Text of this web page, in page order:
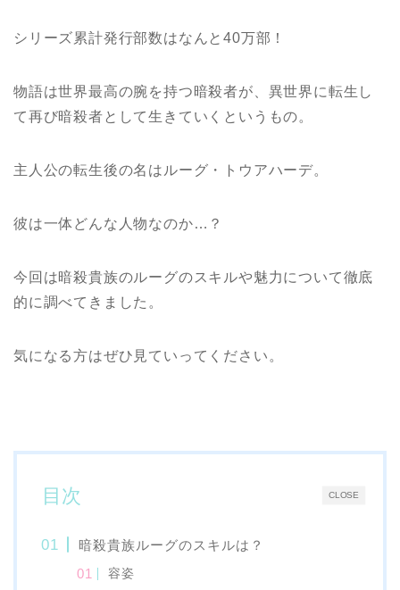
シリーズ累計発行部数はなんと40万部！
物語は世界最高の腕を持つ暗殺者が、異世界に転生し
て再び暗殺者として生きていくというもの。
主人公の転生後の名はルーグ・トウアハーデ。
彼は一体どんな人物なのか…？
今回は暗殺貴族のルーグのスキルや魅力について徹底
的に調べてきました。
気になる方はぜひ見ていってください。
CLOSE
目次
暗殺貴族ルーグのスキルは？
容姿